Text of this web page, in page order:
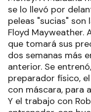
se lo llevó por
peleas "sucias" son
Floyd Mayweather.
que tomará sus
dos semanas más
anterior. Se
preparador físico,
con máscara, para
Y el trabajo con